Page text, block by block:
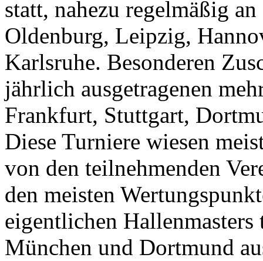
statt, nahezu regelmäßig
Oldenburg, Leipzig,
Karlsruhe. Besonderen
jährlich ausgetragenen
Frankfurt, Stuttgart,
Diese Turniere wiesen
von den teilnehmenden
den meisten
eigentlichen
München und Dortmund